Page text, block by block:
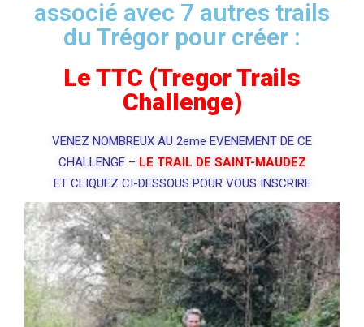
associé avec 7 autres trails
du Trégor pour créer :
Le TTC (Tregor Trails
Challenge)
VENEZ NOMBREUX AU 2eme EVENEMENT DE CE
CHALLENGE – LE TRAIL DE SAINT-MAUDEZ
ET CLIQUEZ CI-DESSOUS POUR VOUS INSCRIRE